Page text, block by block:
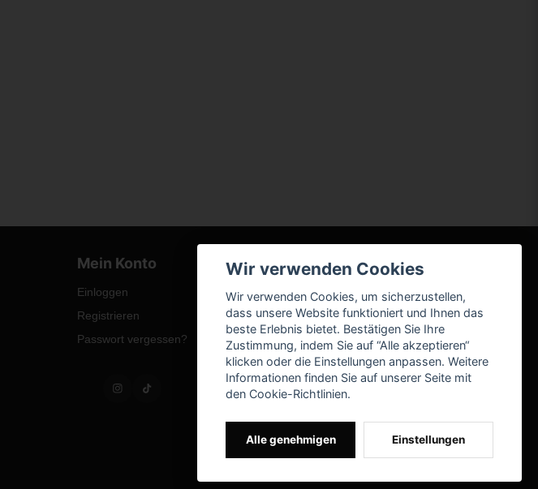
Mein Konto
Einloggen
Registrieren
Passwort vergessen?
Wir verwenden Cookies
Wir verwenden Cookies, um sicherzustellen,
dass unsere Website funktioniert und Ihnen das
beste Erlebnis bietet. Bestätigen Sie Ihre
Zustimmung, indem Sie auf “Alle akzeptieren“
klicken oder die Einstellungen anpassen. Weitere
Informationen finden Sie auf unserer Seite mit
den Cookie-Richtlinien.
Alle genehmigen Einstellungen